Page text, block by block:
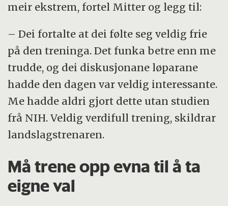
meir ekstrem, fortel Mitter og legg til:
– Dei fortalte at dei følte seg veldig frie
på den treninga. Det funka betre enn me
trudde, og dei diskusjonane løparane
hadde den dagen var veldig interessante.
Me hadde aldri gjort dette utan studien
frå NIH. Veldig verdifull trening, skildrar
landslagstrenaren.
Må trene opp evna til å ta
eigne val